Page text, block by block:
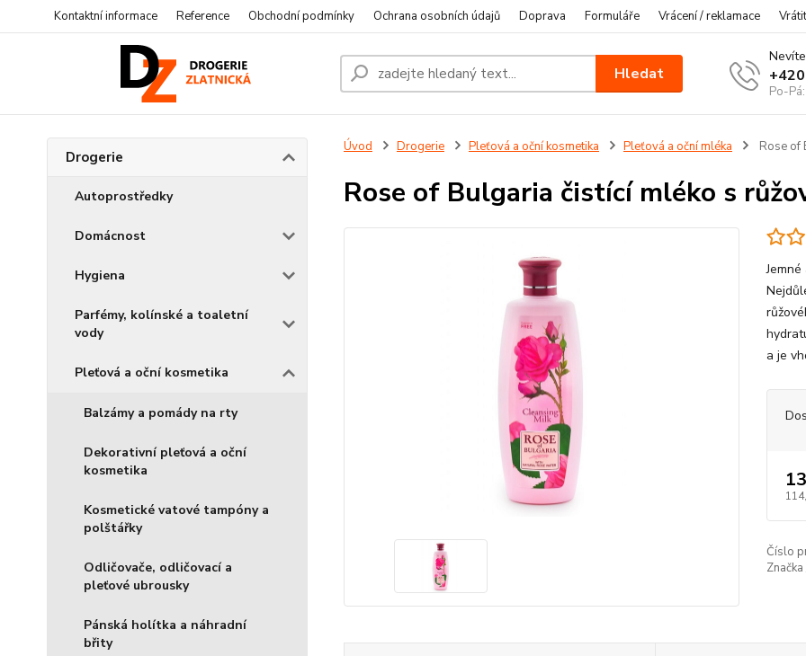
Kontaktní informace Reference Obchodní podmínky Ochrana osobních údajů Doprava Formuláře Vrácení / reklamace
Hledat
Po-
Drogerie
Autoprostředky
Domácnost
Hygiena
Parfémy, kolínské a toaletní
vody
Pleťová a oční kosmetika
Balzámy a pomády na rty
Dekorativní pleťová a oční
kosmetika
Kosmetické vatové tampóny a
polštářky
Odličovače, odličovací a
pleťové ubrousky
Pánská holítka a náhradní
břity
Úvod Drogerie Pleťová a oční kosmetika Pleťová a oční mléka Rose of
Rose of Bulgaria čistící mléko s
a je
Číslo